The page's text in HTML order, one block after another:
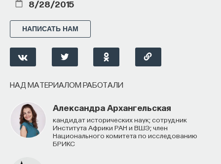
8/28/2015
НАПИСАТЬ НАМ
НАД МАТЕРИАЛОМ РАБОТАЛИ
Александра Архангельская
кандидат исторических наук; сотрудник
Института Африки РАН и ВШЭ; член
Национального комитета по исследованию
БРИКС
издатель, сооснователь Редакционно-
издательского дома "ПостНаука", религиовед
Ульяна Раведовская
Сения Долгачева
редактор ПостНауки